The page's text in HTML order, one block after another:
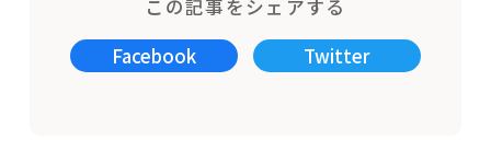
この記事をシェアする
Facebook
Twitter